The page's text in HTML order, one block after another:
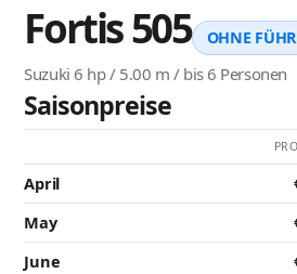
Fortis 505 OHNE
Suzuki 6 hp / 5.00 m / bis 6 Personen
Saisonpreise
April
May
June